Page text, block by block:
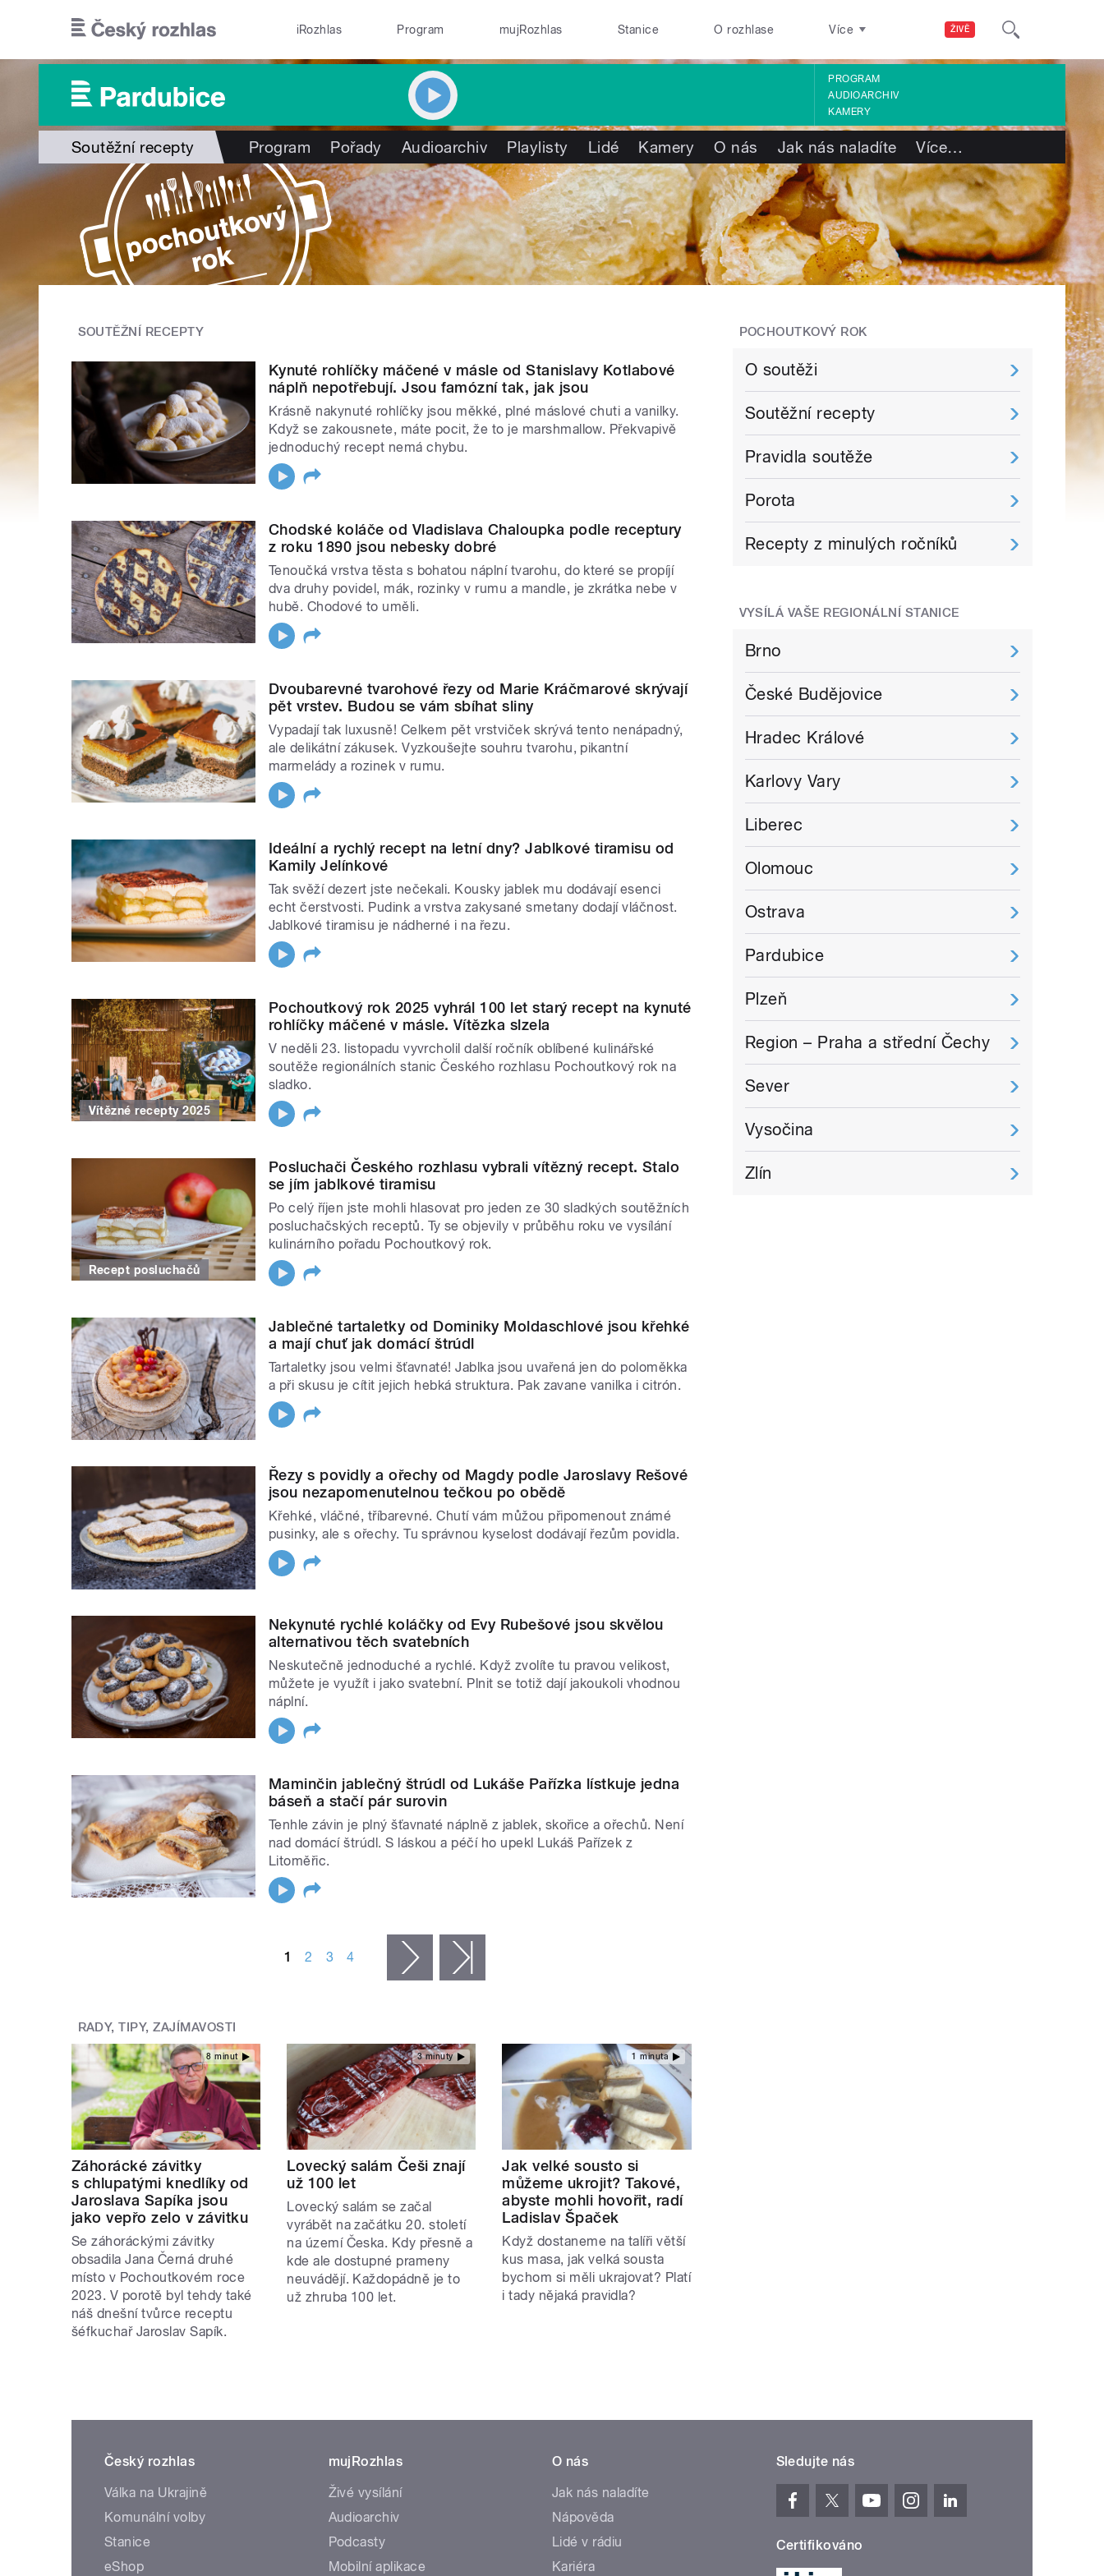
ŽIVĚ
iRozhlas Program mujRozhlas Stanice O rozhlase Více
PROGRAM
AUDIOARCHIV
KAMERY
Soutěžní recepty Program Pořady Audioarchiv Playlisty Lidé Kamery O nás Jak nás naladíte Více…
SOUTĚŽNÍ RECEPTY
Kynuté rohlíčky máčené v másle od Stanislavy Kotlabové
náplň nepotřebují. Jsou famózní tak, jak jsou
Krásně nakynuté rohlíčky jsou měkké, plné máslové chuti a vanilky.
Když se zakousnete, máte pocit, že to je marshmallow. Překvapivě
jednoduchý recept nemá chybu.
Chodské koláče od Vladislava Chaloupka podle receptury
z roku 1890 jsou nebesky dobré
Tenoučká vrstva těsta s bohatou náplní tvarohu, do které se propíjí
dva druhy povidel, mák, rozinky v rumu a mandle, je zkrátka nebe v
hubě. Chodové to uměli.
Dvoubarevné tvarohové řezy od Marie Kráčmarové skrývají
pět vrstev. Budou se vám sbíhat sliny
Vypadají tak luxusně! Celkem pět vrstviček skrývá tento nenápadný,
ale delikátní zákusek. Vyzkoušejte souhru tvarohu, pikantní
marmelády a rozinek v rumu.
Ideální a rychlý recept na letní dny? Jablkové tiramisu od
Kamily Jelínkové
Tak svěží dezert jste nečekali. Kousky jablek mu dodávají esenci
echt čerstvosti. Pudink a vrstva zakysané smetany dodají vláčnost.
Jablkové tiramisu je nádherné i na řezu.
Vítězné recepty 2025
Pochoutkový rok 2025 vyhrál 100 let starý recept na kynuté
rohlíčky máčené v másle. Vítězka slzela
V neděli 23. listopadu vyvrcholil další ročník oblíbené kulinářské
soutěže regionálních stanic Českého rozhlasu Pochoutkový rok na
sladko.
Recept posluchačů
Posluchači Českého rozhlasu vybrali vítězný recept. Stalo
se jím jablkové tiramisu
Po celý říjen jste mohli hlasovat pro jeden ze 30 sladkých soutěžních
posluchačských receptů. Ty se objevily v průběhu roku ve vysílání
kulinárního pořadu Pochoutkový rok.
Jablečné tartaletky od Dominiky Moldaschlové jsou křehké
a mají chuť jak domácí štrúdl
Tartaletky jsou velmi šťavnaté! Jablka jsou uvařená jen do poloměkka
a při skusu je cítit jejich hebká struktura. Pak zavane vanilka i citrón.
Řezy s povidly a ořechy od Magdy podle Jaroslavy Rešové
jsou nezapomenutelnou tečkou po obědě
Křehké, vláčné, tříbarevné. Chutí vám můžou připomenout známé
pusinky, ale s ořechy. Tu správnou kyselost dodávají řezům povidla.
Nekynuté rychlé koláčky od Evy Rubešové jsou skvělou
alternativou těch svatebních
Neskutečně jednoduché a rychlé. Když zvolíte tu pravou velikost,
můžete je využít i jako svatební. Plnit se totiž dají jakoukoli vhodnou
náplní.
Maminčin jablečný štrúdl od Lukáše Pařízka lístkuje jedna
báseň a stačí pár surovin
Tenhle závin je plný šťavnaté náplně z jablek, skořice a ořechů. Není
nad domácí štrúdl. S láskou a péčí ho upekl Lukáš Pařízek z
Litoměřic.
1 2 3 4 následující ›
RADY, TIPY, ZAJÍMAVOSTI
8 minut
Záhorácké závitky
s chlupatými knedlíky od
Jaroslava Sapíka jsou
jako vepřo zelo v závitku
Se záhoráckými závitky
obsadila Jana Černá druhé
místo v Pochoutkovém roce
2023. V porotě byl tehdy také
náš dnešní tvůrce receptu
šéfkuchař Jaroslav Sapík.
3 minuty
Lovecký salám Češi znají
už 100 let
Lovecký salám se začal
vyrábět na začátku 20. století
na území Česka. Kdy přesně a
kde ale dostupné prameny
neuvádějí. Každopádně je to
už zhruba 100 let.
1 minuta
Jak velké sousto si
můžeme ukrojit? Takové,
abyste mohli hovořit, radí
Ladislav Špaček
Když dostaneme na talíři větší
kus masa, jak velká sousta
bychom si měli ukrajovat? Platí
i tady nějaká pravidla?
POCHOUTKOVÝ ROK
O soutěži
Soutěžní recepty
Pravidla soutěže
Porota
Recepty z minulých ročníků
VYSÍLÁ VAŠE REGIONÁLNÍ STANICE
Brno
České Budějovice
Hradec Králové
Karlovy Vary
Liberec
Olomouc
Ostrava
Pardubice
Plzeň
Region – Praha a střední Čechy
Sever
Vysočina
Zlín
Český rozhlas
Válka na Ukrajině
Komunální volby
Stanice
eShop
mujRozhlas
Živé vysílání
Audioarchiv
Podcasty
Mobilní aplikace
O nás
Jak nás naladíte
Nápověda
Lidé v rádiu
Kariéra
Sledujte nás
Certifikováno